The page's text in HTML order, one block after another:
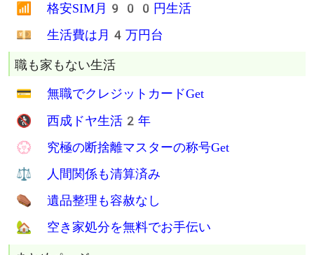
🔥 加熱5分で炊飯
🍚 西成炊き出し飯0円
🔞 Tバック1枚生活1年
💤 寝袋生活11年
🚰 手洗い洗濯15年
郊外でインフラ底辺生活
💡 モバイル発電で電気代0円生活
🚿 冬でも水シャワーでガス代0円
💧 賃貸住宅で水道代0円を検討